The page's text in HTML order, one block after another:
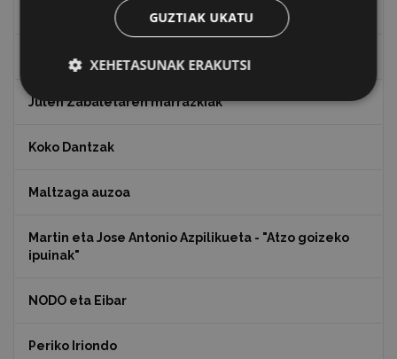
Indalecio Ojanguren, Gipuzkoako Foru Aldundia
Juan Antonio Palacios HARRIA
Julen Zabaletaren marrazkiak
Koko Dantzak
Maltzaga auzoa
Martin eta Jose Antonio Azpilikueta - "Atzo goizeko
ipuinak"
NODO eta Eibar
Periko Iriondo
GUZTIAK UKATU
XEHETASUNAK ERAKUTSI